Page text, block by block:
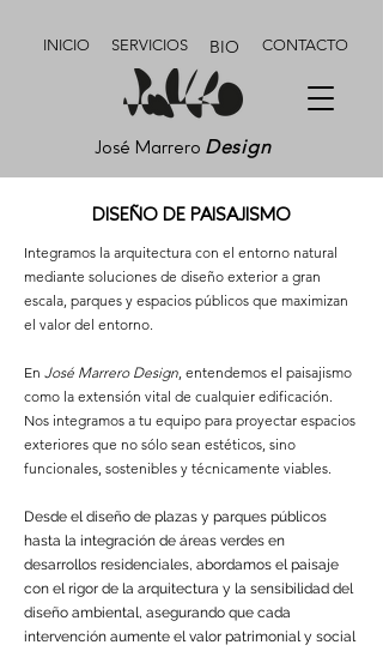
SERVICIOS
INICIO CONTACTO
BIO
José Marrero Design
DISEÑO DE PAISAJISMO
Integramos la arquitectura con el entorno natural
mediante soluciones de diseño exterior a gran
escala, parques y espacios públicos que maximizan
el valor del entorno.
En José Marrero Design, entendemos el paisajismo
como la extensión vital de cualquier edificación.
Nos integramos a tu equipo para proyectar espacios
exteriores que no sólo sean estéticos, sino
funcionales, sostenibles y técnicamente viables.
Desde el diseño de plazas y parques públicos
hasta la integración de áreas verdes en
desarrollos residenciales, abordamos el paisaje
con el rigor de la arquitectura y la sensibilidad del
diseño ambiental, asegurando que cada
intervención aumente el valor patrimonial y social